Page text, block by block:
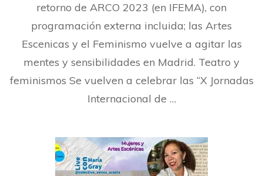
retorno de ARCO 2023 (en IFEMA), con
programación externa incluida; las Artes
Escenicas y el Feminismo vuelve a agitar las
mentes y sensibilidades en Madrid. Teatro y
feminismos Se vuelven a celebrar las “X Jornadas
Internacional de …